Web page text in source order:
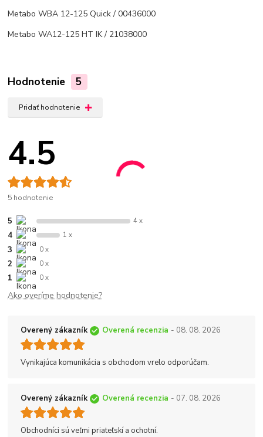
Metabo WBA 12-125 Quick / 00436000
Metabo WA12-125 HT IK / 21038000
Hodnotenie 5
Pridať hodnotenie
4.5
5 hodnotenie
5 4 x
4 1 x
3 0 x
2 0 x
1 0 x
Ako overíme hodnotenie?
Overený zákazník Overená recenzia - 08. 08. 2026
Vynikajúca komunikácia s obchodom vrelo odporúčam.
Overený zákazník Overená recenzia - 07. 08. 2026
Obchodníci sú veľmi priateľskí a ochotní.